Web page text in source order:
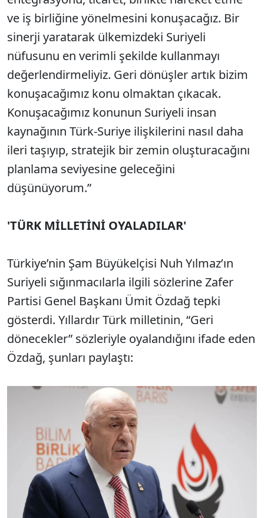
ve iş birliğine yönelmesini konuşacağız. Bir
sinerji yaratarak ülkemizdeki Suriyeli
nüfusunu en verimli şekilde kullanmayı
değerlendirmeliyiz. Geri dönüşler artık bizim
konuşacağımız konu olmaktan çıkacak.
Konuşacağımız konunun Suriyeli insan
kaynağının Türk-Suriye ilişkilerini nasıl daha
ileri taşıyıp, stratejik bir zemin oluşturacağını
planlama seviyesine geleceğini
düşünüyorum.”
'TÜRK MİLLETİNİ OYALADILAR'
Türkiye’nin Şam Büyükelçisi Nuh Yılmaz’ın
Suriyeli sığınmacılarla ilgili sözlerine Zafer
Partisi Genel Başkanı Ümit Özdağ tepki
gösterdi. Yıllardır Türk milletinin, “Geri
dönecekler” sözleriyle oyalandığını ifade eden
Özdağ, şunları paylaştı: